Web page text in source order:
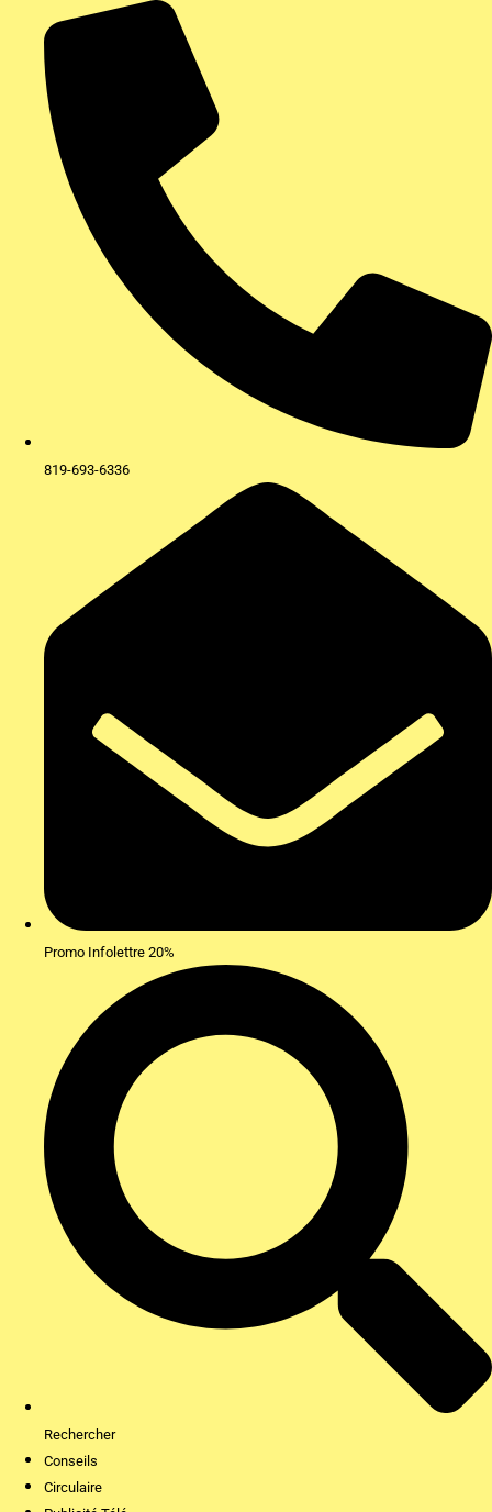
contenu
819-693-6336
Promo Infolettre 20%
Rechercher
Conseils
Circulaire